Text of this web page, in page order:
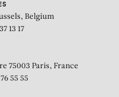
Belgium
13 17
75003 Paris, France
55 55